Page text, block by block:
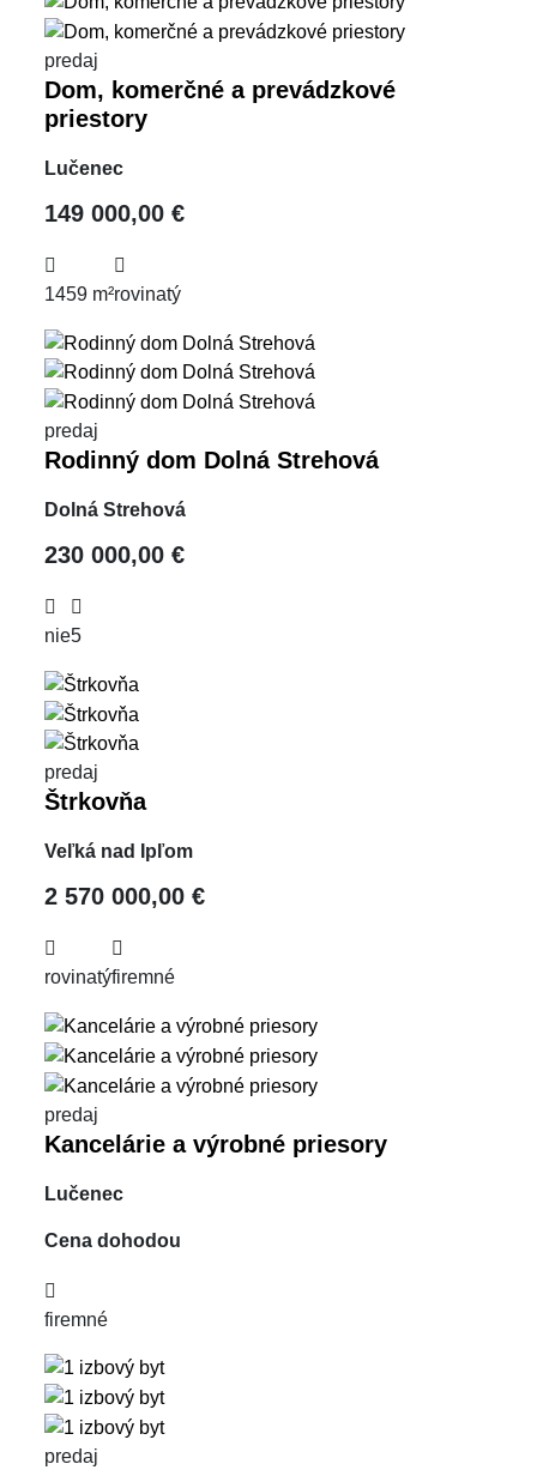
predaj
Dom, komerčné a prevádzkové
priestory
Lučenec
149 000,00 €
1459 m²rovinatý
predaj
Rodinný dom Dolná Strehová
Dolná Strehová
230 000,00 €
nie5
predaj
Štrkovňa
Veľká nad Ipľom
2 570 000,00 €
rovinatýfiremné
predaj
Kancelárie a výrobné priesory
Lučenec
Cena dohodou
firemné
predaj